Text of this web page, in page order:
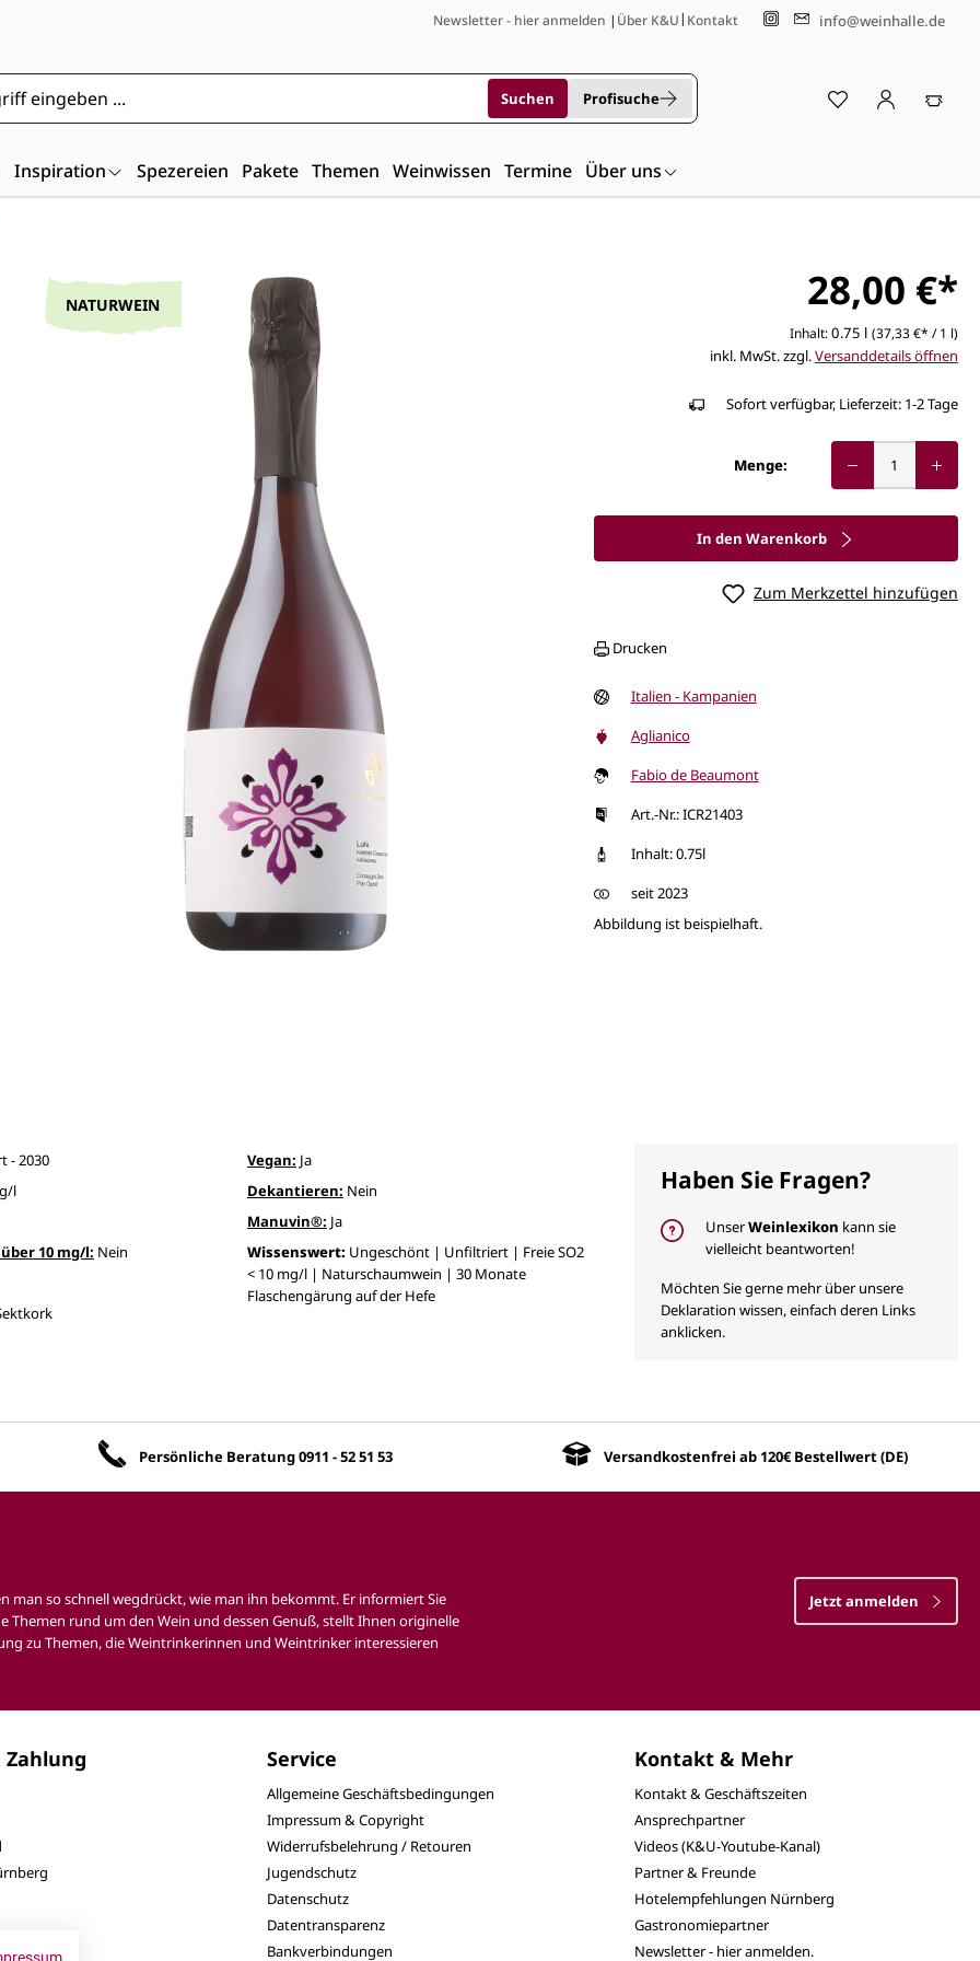
Newsletter - hier anmelden | Über K&U| Kontakt info@weinhalle.de
Suchen Profisuche
Inspiration Spezereien Pakete Themen Weinwissen Termine Über uns
Bildergalerie überspringen
NATURWEIN 28,00 €*
Inhalt:0.75 l (37,33 €* / 1 l)
inkl. MwSt. zzgl.Versanddetails öffnen
Sofort verfügbar, Lieferzeit: 1-2 Tage
Menge:
In den Warenkorb
Zum Merkzettel hinzufügen
Drucken
Italien - Kampanien
Aglianico
Fabio de Beaumont
Art.-Nr.: ICR21403
Inhalt: 0.75l
seit 2023
Abbildung ist beispielhaft.
- 2030
l
10 mg/l: Nein
Vegan: Ja
Dekantieren: Nein
Manuvin®: Ja
Wissenswert: Ungeschönt | Unfiltriert | Freie SO2
< 10 mg/l | Naturschaumwein | 30 Monate
Flaschengärung auf der Hefe
Haben Sie Fragen?
UnserWeinlexikon kann sie
vielleicht beantworten!
Möchten Sie gerne mehr über unsere
Deklaration wissen, einfach deren Links
anklicken.
Unsere Vorteile
Persönliche Beratung0911 - 52 51 53 Versandkostenfrei ab 120€ Bestellwert (DE)
man so schnell wegdrückt, wie man ihn bekommt. Er informiert Sie
rund um den Wein und dessen Genuß, stellt Ihnen originelle
zu Themen, die Weintrinkerinnen und Weintrinker interessieren
Jetzt anmelden
Zahlung Service
Allgemeine Geschäftsbedingungen
Impressum & Copyright
Widerrufsbelehrung / Retouren
Jugendschutz
Datenschutz
Datentransparenz
Bankverbindungen
Kontakt & Mehr
Kontakt & Geschäftszeiten
Ansprechpartner
Videos (K&U-Youtube-Kanal)
Partner & Freunde
Hotelempfehlungen Nürnberg
Gastronomiepartner
Newsletter - hier anmelden.